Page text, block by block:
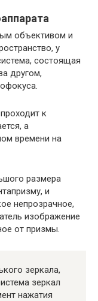
объективом и
у
состоящая
другом,
к
а
времени на
размера
и
непрозрачное,
изображение
от призмы.
зеркала,
зеркал
нажатия